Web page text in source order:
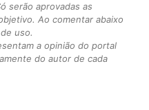
serão aprovadas as
Ao comentar abaixo
uso.
a opinião do portal
do autor de cada